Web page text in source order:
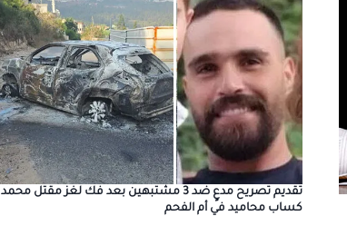
تقديم تصريح مدعٍ ضد 3 مشتبهين بعد فك لغز مقتل محمد
كساب محاميد في أم الفحم